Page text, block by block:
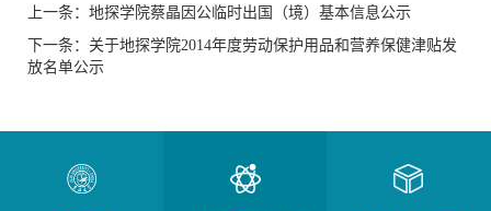
上一条：地探学院蔡晶因公临时出国（境）基本信息公示
下一条：关于地探学院2014年度劳动保护用品和营养保健津贴发
放名单公示